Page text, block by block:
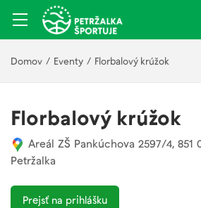
Domov / Eventy / Florbalový krúžok
Florbalový krúžok
Areál ZŠ Pankúchova 2597/4, 851
Petržalka
Prejsť na prihlášku